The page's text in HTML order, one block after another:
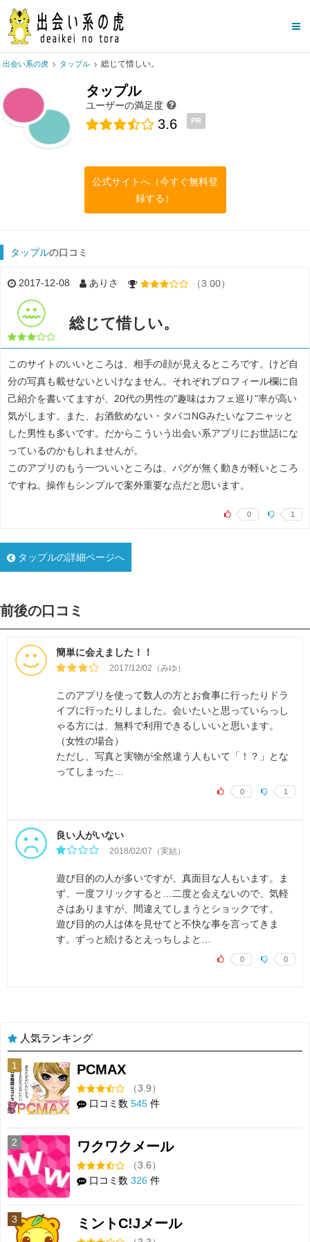
出会い系の虎 タップル 総じて惜しい。
タップル
ユーザーの満足度
3.6 PR
公式サイトへ（今すぐ無料登
録する）
タップルの口コミ
2017-12-08 ありさ （3.00）
総じて惜しい。
このサイトのいいところは、相手の顔が見えるところです。けど自
分の写真も載せないといけなません。それぞれプロフィール欄に自
己紹介を書いてますが、20代の男性の"趣味はカフェ巡り"率が高い
気がします。また、お酒飲めない・タバコNGみたいなフニャッと
した男性も多いです。だからこういう出会い系アプリにお世話にな
っているのかもしれませんが。
このアプリのもう一ついいところは、バグが無く動きが軽いところ
ですね。操作もシンプルで案外重要な点だと思います。
0 1
タップルの詳細ページへ
前後の口コミ
簡単に会えました！！
2017/12/02（みゆ）
このアプリを使って数人の方とお食事に行ったりドラ
イブに行ったりしました。会いたいと思っていらっし
ゃる方には、無料で利用できるしいいと思います。
（女性の場合）
ただし、写真と実物が全然違う人もいて「！？」とな
ってしまった…
0 1
良い人がいない
2018/02/07（実結）
遊び目的の人が多いですが、真面目な人もいます。ま
ず、一度フリックすると…二度と会えないので、気軽
さはありますが、間違えてしまうとショックです。
遊び目的の人は体を見せてと不快な事を言ってきま
す。ずっと続けるとえっちしよと…
0 0
人気ランキング
1 PCMAX
（3.9）
口コミ数 545 件
2 ワクワクメール
（3.6）
口コミ数 326 件
3 ミントC!Jメール